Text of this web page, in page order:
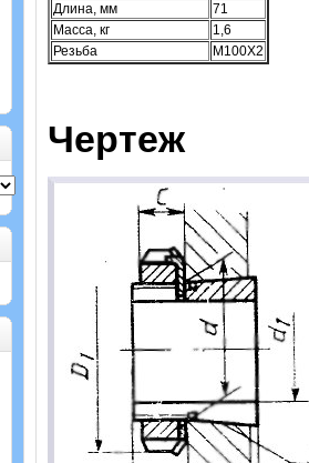
Длина, мм
71
Масса, кг
1,6
Резьба
M100X2
Чертеж